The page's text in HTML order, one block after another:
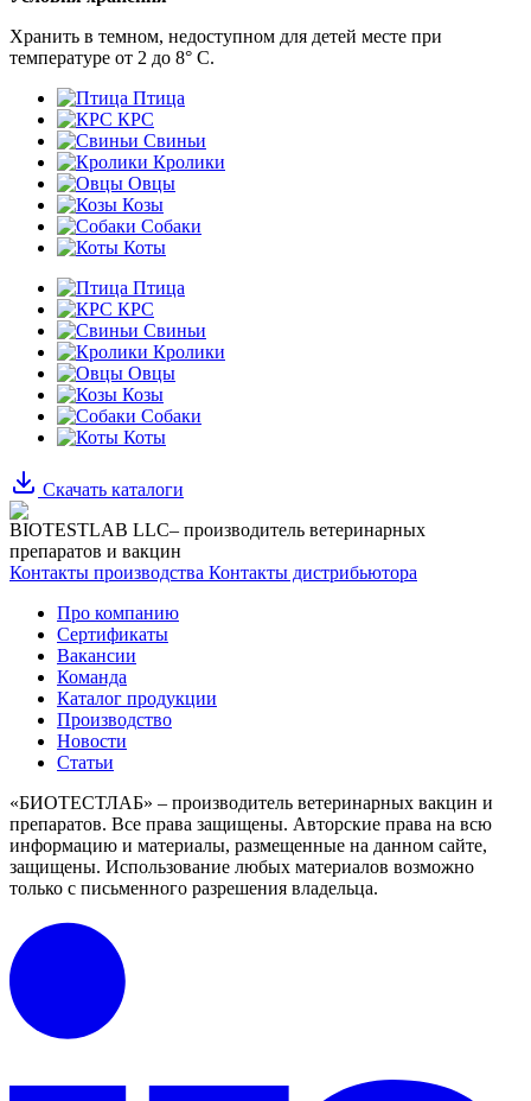
Хранить в темном, недоступном для детей месте при
температуре от 2 до 8° С.
Птица
КРС
Свиньи
Кролики
Овцы
Козы
Собаки
Коты
Птица
КРС
Свиньи
Кролики
Овцы
Козы
Собаки
Коты
Скачать каталоги
BIOTESTLAB LLC– производитель ветеринарных
препаратов и вакцин
Контакты производства Контакты дистрибьютора
Про компанию
Сертификаты
Вакансии
Команда
Каталог продукции
Производство
Новости
Статьи
«БИОТЕСТЛАБ» – производитель ветеринарных вакцин и
препаратов. Все права защищены. Авторские права на всю
информацию и материалы, размещенные на данном сайте,
защищены. Использование любых материалов возможно
только с письменного разрешения владельца.